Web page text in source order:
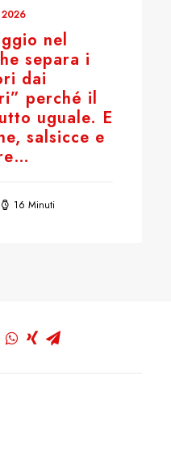
nel
separa i
dai
perché il
uguale. E
salsicce e
16 Minuti